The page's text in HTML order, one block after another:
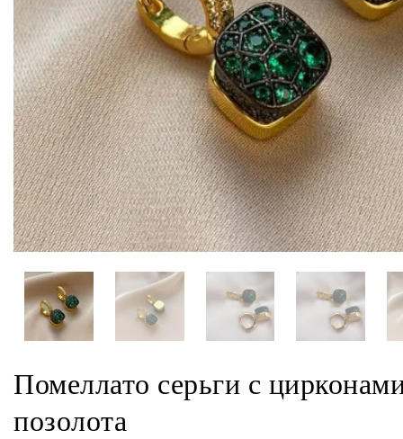
Помеллато серьги с
позолота